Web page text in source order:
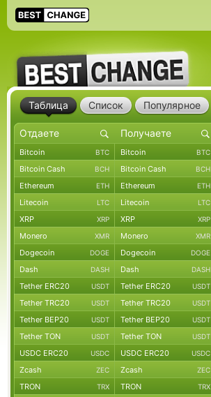
Таблица Список Популярное
Bitcoin BTC Bitcoin BTC
Bitcoin Cash BCH Bitcoin Cash BCH
Ethereum ETH Ethereum ETH
Litecoin LTC Litecoin LTC
XRP XRP XRP XRP
Monero XMR Monero XMR
Dogecoin DOGE Dogecoin DOGE
Dash DASH Dash DASH
Tether ERC20 USDT Tether ERC20 USDT
Tether TRC20 USDT Tether TRC20 USDT
Tether BEP20 USDT Tether BEP20 USDT
Tether TON USDT Tether TON USDT
USDC ERC20 USDC USDC ERC20 USDC
Zcash ZEC Zcash ZEC
TRON TRX TRON TRX